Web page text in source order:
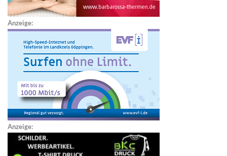
Anzeige:
Anzeige: